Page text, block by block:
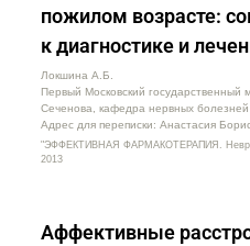
пожилом возрасте:
к диагностике и
Локшина А.Б.
Первый Московский
Сеченова, кафедра нервных болезней
Адрес для переписки: Анастасия
"ЭФФЕКТИВНАЯ ФАРМАКОТЕРАПИЯ.
2013
Аффективные